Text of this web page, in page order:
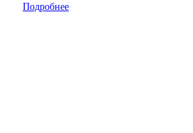
Подробнее